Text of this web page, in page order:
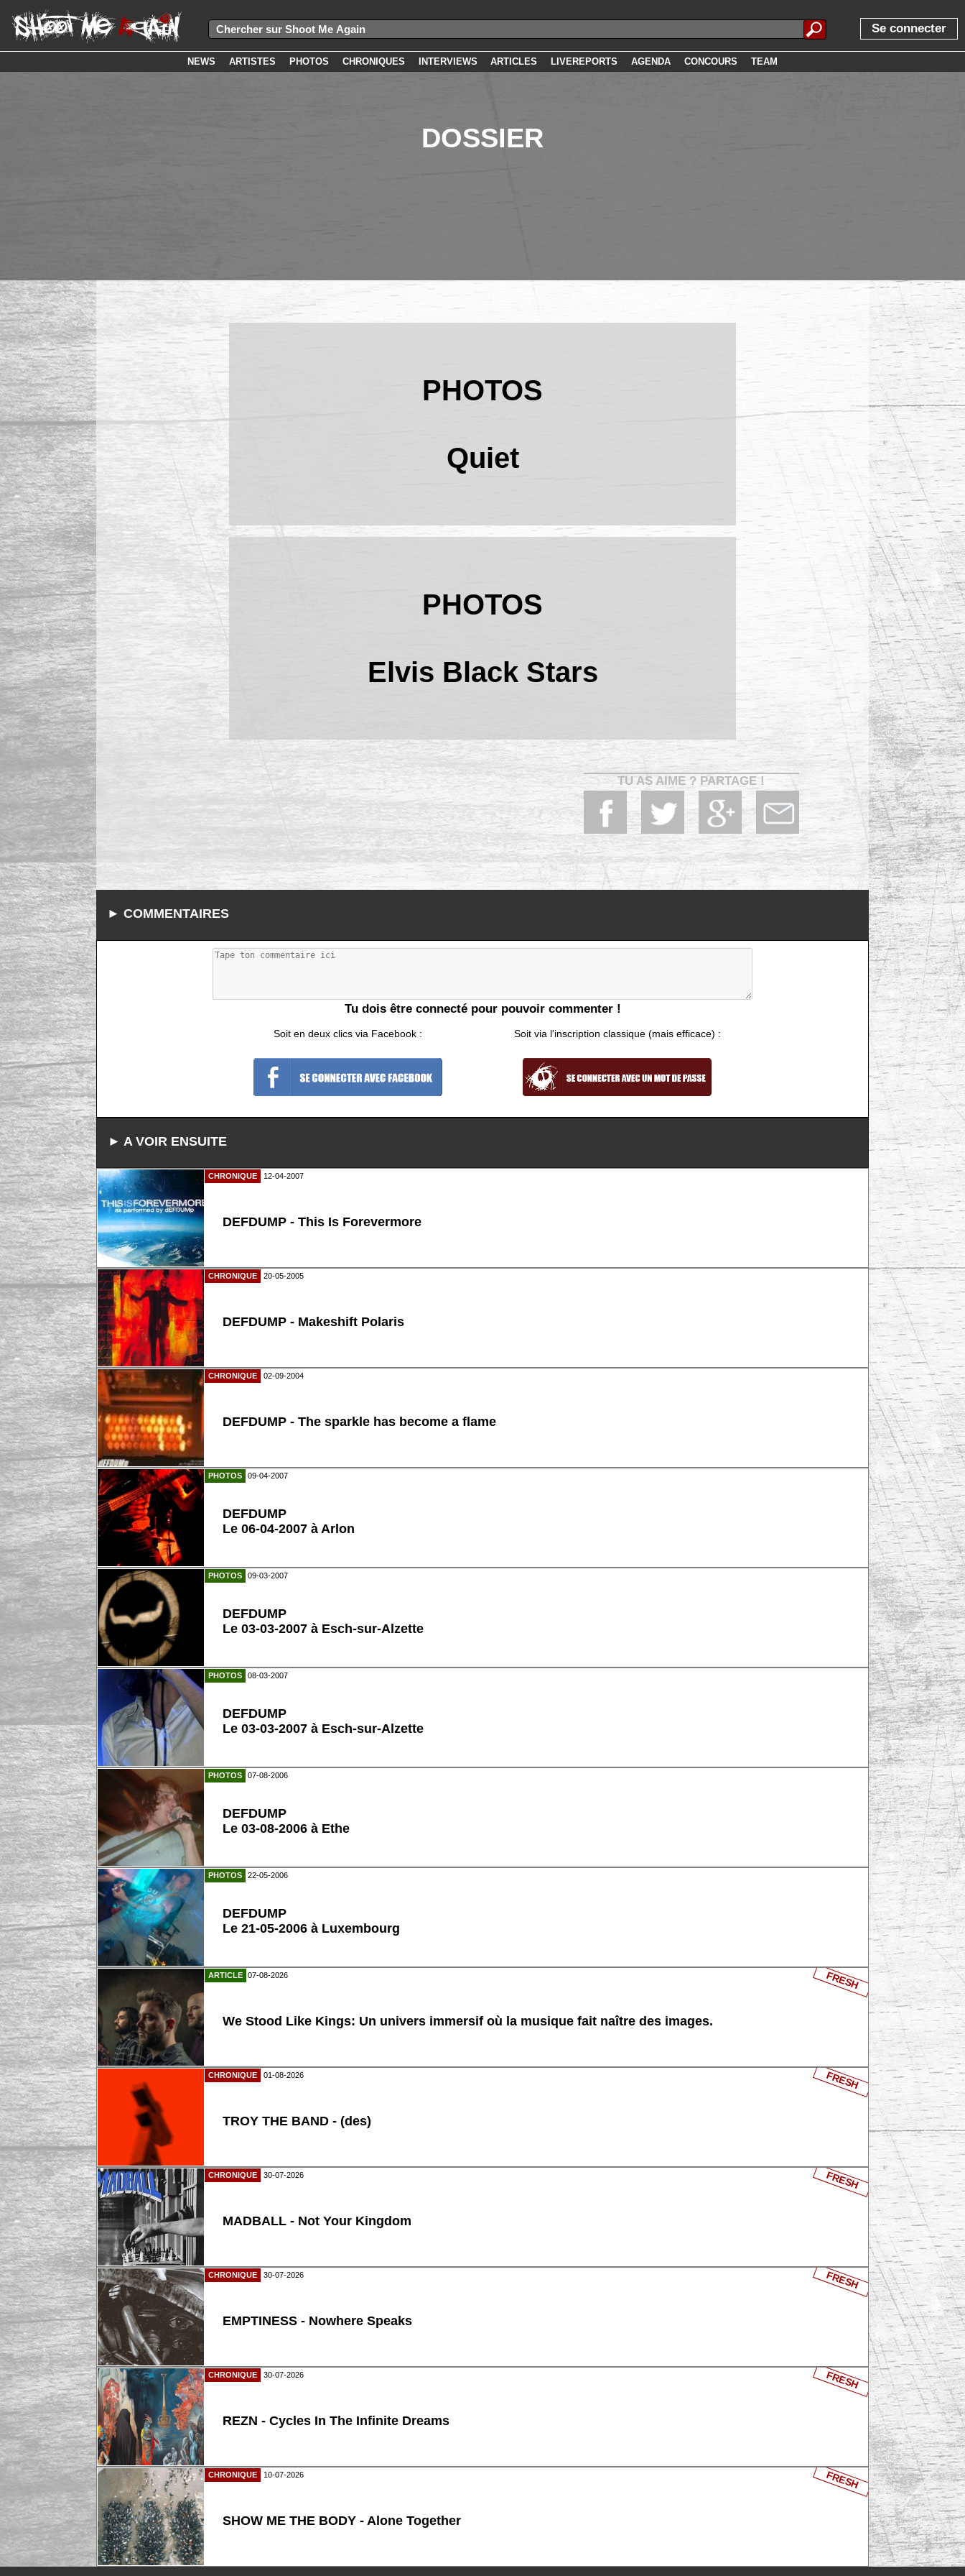
Se connecter
NEWS ARTISTES PHOTOS CHRONIQUES INTERVIEWS ARTICLES LIVEREPORTS AGENDA CONCOURS TEAM
DOSSIER
PHOTOS
Quiet
PHOTOS
Elvis Black Stars
TU AS AIME ? PARTAGE !
► COMMENTAIRES
Tu dois être connecté pour pouvoir commenter !
Soit en deux clics via Facebook : Soit via l'inscription classique (mais efficace) :
► A VOIR ENSUITE
CHRONIQUE 12-04-2007
DEFDUMP - This Is Forevermore
CHRONIQUE 20-05-2005
DEFDUMP - Makeshift Polaris
CHRONIQUE 02-09-2004
DEFDUMP - The sparkle has become a flame
PHOTOS 09-04-2007
DEFDUMP
Le 06-04-2007 à Arlon
PHOTOS 09-03-2007
DEFDUMP
Le 03-03-2007 à Esch-sur-Alzette
PHOTOS 08-03-2007
DEFDUMP
Le 03-03-2007 à Esch-sur-Alzette
PHOTOS 07-08-2006
DEFDUMP
Le 03-08-2006 à Ethe
PHOTOS 22-05-2006
DEFDUMP
Le 21-05-2006 à Luxembourg
ARTICLE 07-08-2026
We Stood Like Kings: Un univers immersif où la musique fait naître des images.
FRESH
CHRONIQUE 01-08-2026
TROY THE BAND - (des)
FRESH
CHRONIQUE 30-07-2026
MADBALL - Not Your Kingdom
FRESH
CHRONIQUE 30-07-2026
EMPTINESS - Nowhere Speaks
FRESH
CHRONIQUE 30-07-2026
REZN - Cycles In The Infinite Dreams
FRESH
CHRONIQUE 10-07-2026
SHOW ME THE BODY - Alone Together
FRESH